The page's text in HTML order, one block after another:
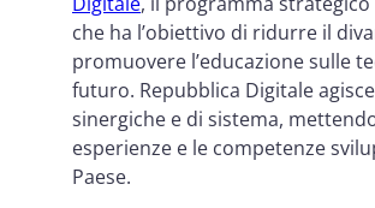
che ha l’obiettivo di ridurre il
promuovere l’educazione sulle
futuro. Repubblica Digitale
sinergiche e di sistema,
esperienze e le competenze
Paese.